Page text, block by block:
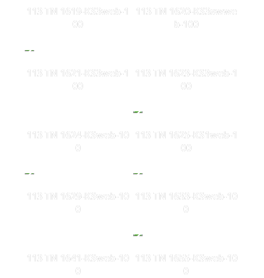
113 TN 1619-KS3web-1
00
113 TN 1620-KS3swwe
b-100
113 TN 1621-KS3web-1
00
113 TN 1623-KS3web-1
00
113 TN 1624-KSweb-10
0
113 TN 1625-KS1web-1
00
113 TN 1629-KSweb-10
0
113 TN 1633-KSweb-10
0
113 TN 1641-KSweb-10
0
113 TN 1655-KSweb-10
0